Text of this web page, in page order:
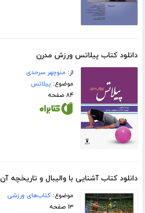
دانلود کتاب پیلاتس ورزش مدرن
از: منوچهر سرحدی
موضوع:پیلاتس
۸۴ صفحه
دانلود کتاب آشنایی با والیبال و تاریخچه آن
موضوع:کتاب‌های ورزشی
۱۳ صفحه